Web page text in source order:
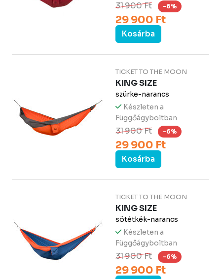
31 900 Ft -6%
29 900 Ft
Kosárba
TICKET TO THE MOON
KING SIZE
szürke-narancs
Készleten a
Függőágyboltban
31 900 Ft -6%
29 900 Ft
Kosárba
TICKET TO THE MOON
KING SIZE
sötétkék-narancs
Készleten a
Függőágyboltban
31 900 Ft -6%
29 900 Ft